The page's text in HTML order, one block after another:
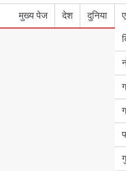
मुख्य पेज देश दुनिया